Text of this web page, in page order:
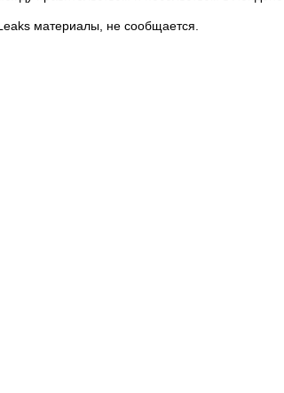
материалы, не сообщается.